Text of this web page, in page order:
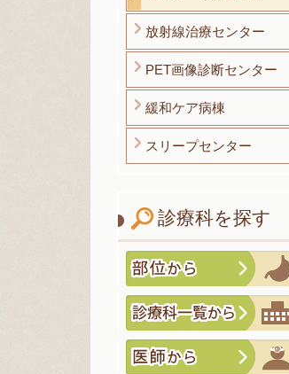
放射線治療センター
PET画像診断センター
緩和ケア病棟
スリープセンター
診療科を探す